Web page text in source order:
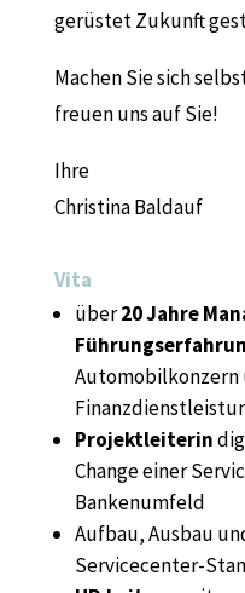
gerüstet Zukunft
Machen Sie sich
freuen uns auf Sie!
Ihre
Christina Baldauf
Vita
über20 Jahre
Automobilkonzern
Projektleiterin
Change einer
Bankenumfeld
Aufbau, Ausbau
Servicecenter-